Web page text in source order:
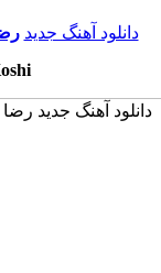
دانلود آهنگ جدید